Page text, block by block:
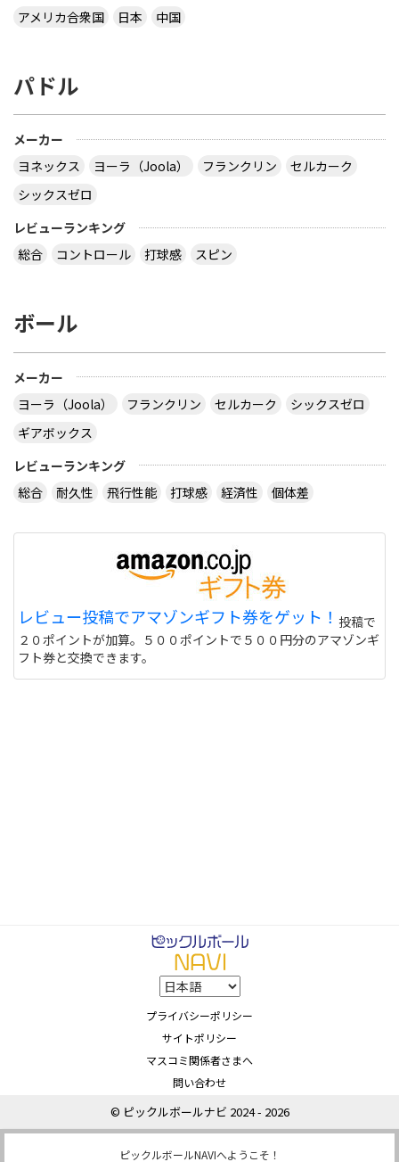
アメリカ合衆国
日本 中国
パドル
メーカー
ヨネックス
ヨーラ（Joola） フランクリン
セルカーク
シックスゼロ
レビューランキング
総合
コントロール 打球感 スピン
ボール
メーカー
ヨーラ（Joola）
フランクリン セルカーク
シックスゼロ
ギアボックス
レビューランキング
総合
耐久性 飛行性能 打球感 経済性 個体差
レビュー投稿でアマゾンギフト券をゲット！ 投稿で
２０ポイントが加算。５００ポイントで５００円分のアマゾンギ
フト券と交換できます。
プライバシーポリシー
サイトポリシー
マスコミ関係者さまへ
問い合わせ
© ピックルボールナビ 2024 - 2026
ピックルボールNAVIへようこそ！